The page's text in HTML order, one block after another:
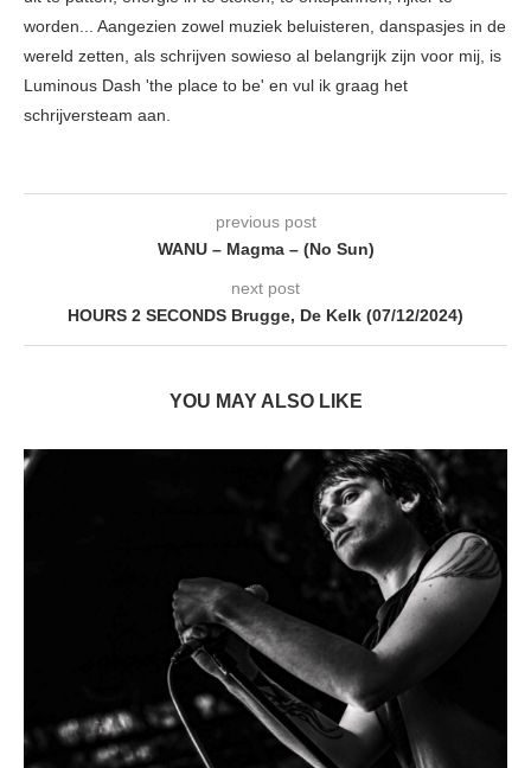
worden... Aangezien zowel muziek beluisteren, danspasjes in de
wereld zetten, als schrijven sowieso al belangrijk zijn voor mij, is
Luminous Dash 'the place to be' en vul ik graag het
schrijversteam aan.
previous post
WANU – Magma – (No Sun)
next post
HOURS 2 SECONDS Brugge, De Kelk (07/12/2024)
YOU MAY ALSO LIKE